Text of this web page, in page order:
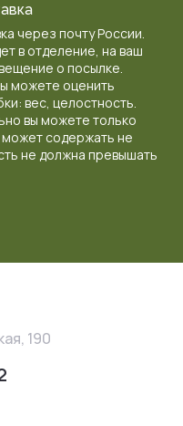
через почту России.
в отделение, на ваш
о посылке.
можете оценить
вес, целостность.
вы можете только
может содержать не
не должна превышать
190